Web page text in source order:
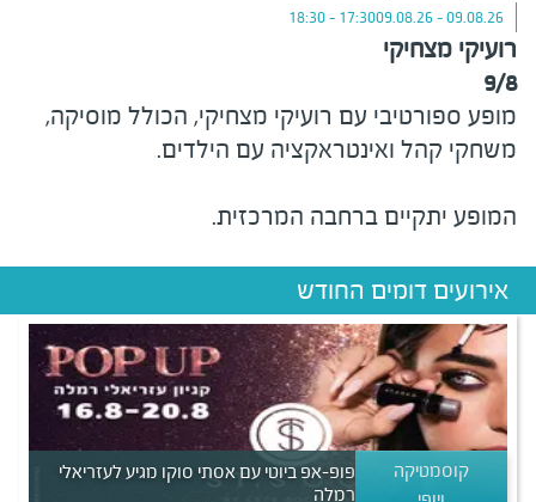
09.08.26 - 09.08.26
17:30 - 18:30
רועיקי מצחיקי
9/8
מופע ספורטיבי עם רועיקי מצחיקי, הכולל מוסיקה,
משחקי קהל ואינטראקציה עם הילדים.
המופע יתקיים ברחבה המרכזית.
אירועים דומים החודש
קוסמטיקה
פופ-אפ ביוטי עם אסתי סוקו מגיע לעזריאלי
רמלה